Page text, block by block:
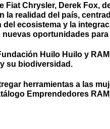
Fiat Chrysler, Derek Fox,
la realidad del país,
ecosistema y la
nuevas oportunidades
Huilo Huilo y
su biodiversidad.
herramientas a las
Emprendedores